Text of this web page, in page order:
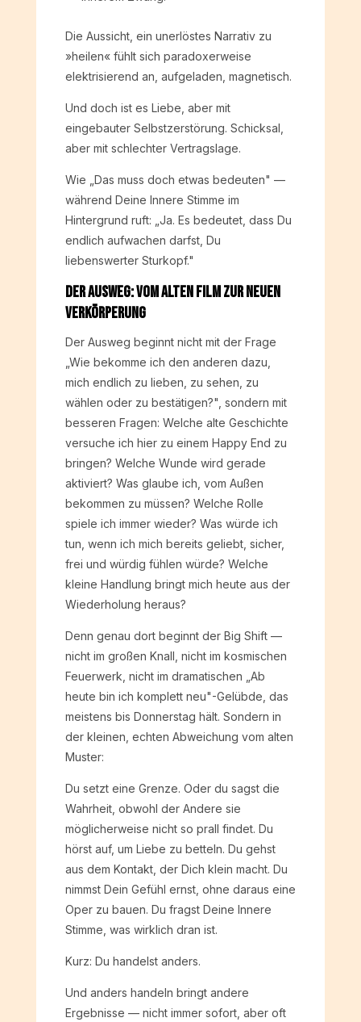
Die Aussicht, ein unerlöstes Narrativ zu
»heilen« fühlt sich paradoxerweise
elektrisierend an, aufgeladen, magnetisch.
Und doch ist es Liebe, aber mit
eingebauter Selbstzerstörung. Schicksal,
aber mit schlechter Vertragslage.
Wie „Das muss doch etwas bedeuten" —
während Deine Innere Stimme im
Hintergrund ruft: „Ja. Es bedeutet, dass Du
endlich aufwachen darfst, Du
liebenswerter Sturkopf."
Der Ausweg: Vom alten Film zur neuen
Verkörperung
Der Ausweg beginnt nicht mit der Frage
„Wie bekomme ich den anderen dazu,
mich endlich zu lieben, zu sehen, zu
wählen oder zu bestätigen?", sondern mit
besseren Fragen: Welche alte Geschichte
versuche ich hier zu einem Happy End zu
bringen? Welche Wunde wird gerade
aktiviert? Was glaube ich, vom Außen
bekommen zu müssen? Welche Rolle
spiele ich immer wieder? Was würde ich
tun, wenn ich mich bereits geliebt, sicher,
frei und würdig fühlen würde? Welche
kleine Handlung bringt mich heute aus der
Wiederholung heraus?
Denn genau dort beginnt der Big Shift —
nicht im großen Knall, nicht im kosmischen
Feuerwerk, nicht im dramatischen „Ab
heute bin ich komplett neu"-Gelübde, das
meistens bis Donnerstag hält. Sondern in
der kleinen, echten Abweichung vom alten
Muster:
Du setzt eine Grenze. Oder du sagst die
Wahrheit, obwohl der Andere sie
möglicherweise nicht so prall findet. Du
hörst auf, um Liebe zu betteln. Du gehst
aus dem Kontakt, der Dich klein macht. Du
nimmst Dein Gefühl ernst, ohne daraus eine
Oper zu bauen. Du fragst Deine Innere
Stimme, was wirklich dran ist.
Kurz: Du handelst anders.
Und anders handeln bringt andere
Ergebnisse — nicht immer sofort, aber oft